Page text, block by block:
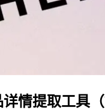
情提取工具